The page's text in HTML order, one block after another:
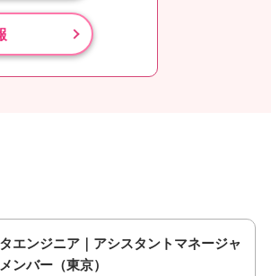
エンジニア｜アシスタントマネージャ
ンバー（東京）